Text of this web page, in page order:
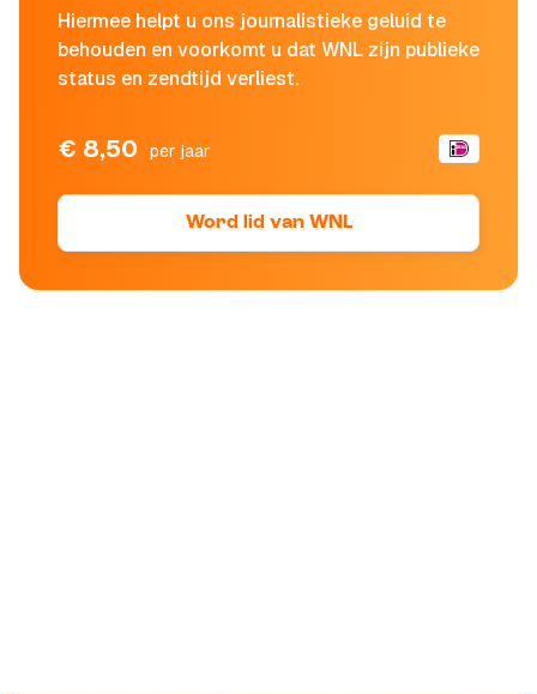
Hiermee helpt u ons journalistieke geluid te
behouden en voorkomt u dat WNL zijn publieke
status en zendtijd verliest.
€ 8,50 per jaar
Word lid van WNL